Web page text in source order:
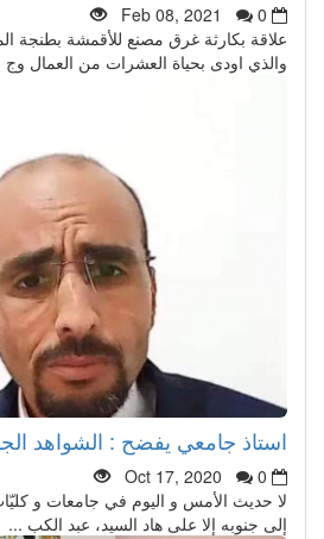
Feb 08, 2021
0
علاقة بكارثة غرق مصنع للأقمشة بطنجة
والذي اودى بحياة العشرات من العمال وج
استاذ جامعي يفضح : الشواهد
Oct 17, 2020
0
لا حديث الأمس و اليوم في جامعات و
إلى جنوبه إلا على هاد السيد، عبد الكب ...